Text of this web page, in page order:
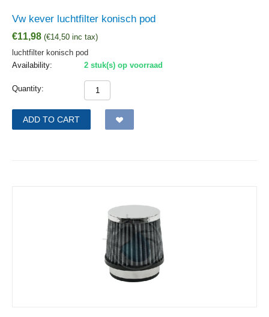
Vw kever luchtfilter konisch pod
€11,98 (€14,50 inc tax)
luchtfilter konisch pod
Availability:
2 stuk(s) op voorraad
Quantity:
ADD TO CART